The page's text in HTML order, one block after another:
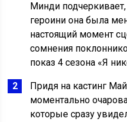
Минди
героини она была
настоящий момент
сомнения
показ 4 сезона «Я
Придя на кастинг
моментально
которые сразу